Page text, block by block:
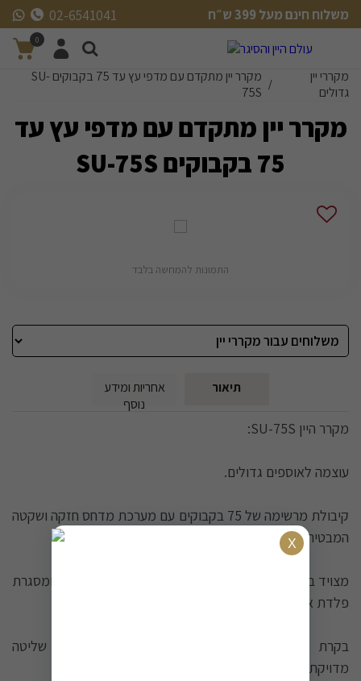
משלוח חינם מעל 399 ש״ח
משלוח חינם מעל 399 ש״ח
02-6541041
0
מקררי יין
גדולים
/
מקרר יין מתקדם עם מדפי עץ עד 75 בקבוקים SU-
75S
מקרר יין מתקדם עם מדפי עץ עד
75 בקבוקים SU-75S
התמונות להמחשה בלבד
תיאור
אחריות ומידע
נוסף
מקרר היין SU-75S:
עוצמה לאוספים גדולים.
קיבולת מרשימה של 75 בקבוקים עם מערכת מדחס חזקה ושקטה
המבטיחה טמפרטורה מדויקת (5°-20°).
מצויד במדפי עץ נשלפים, תאורת LED פנימית מסוגננת, ומסגרת
פלדת אל-חלד יוקרתית עם זכוכית כפולה להגנה מרבית
בקרת טמפרטורה מתקדמת ונוחה לשימוש מאפשרת שליטה
מדויקת.